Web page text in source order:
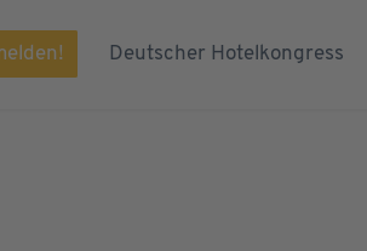
Deutscher Hotelkongress